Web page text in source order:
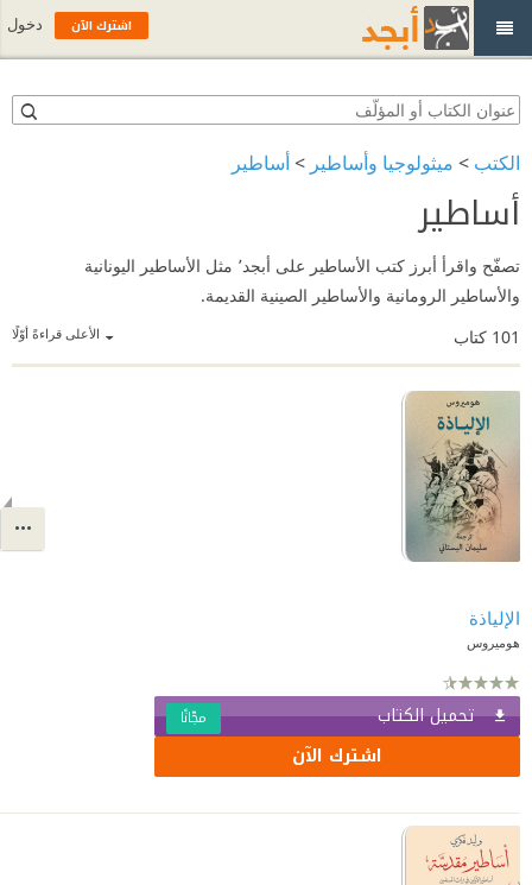
الكتب > ميثولوجيا وأساطير >أساطير
أساطير
تصفّح واقرأ أبرز كتب الأساطير على أبجد٬ مثل الأساطير اليونانية
والأساطير الرومانية والأساطير الصينية القديمة.
الأعلى قراءةً أوّلًا 101 كتاب
الإلياذة
هوميروس
تحميل الكتاب مجّانًا
اشترك الآن
اشترك الآن دخول